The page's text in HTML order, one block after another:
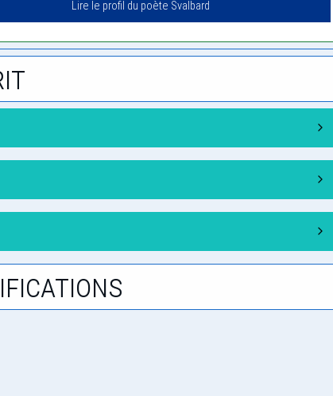
Lire le profil du poète Svalbard